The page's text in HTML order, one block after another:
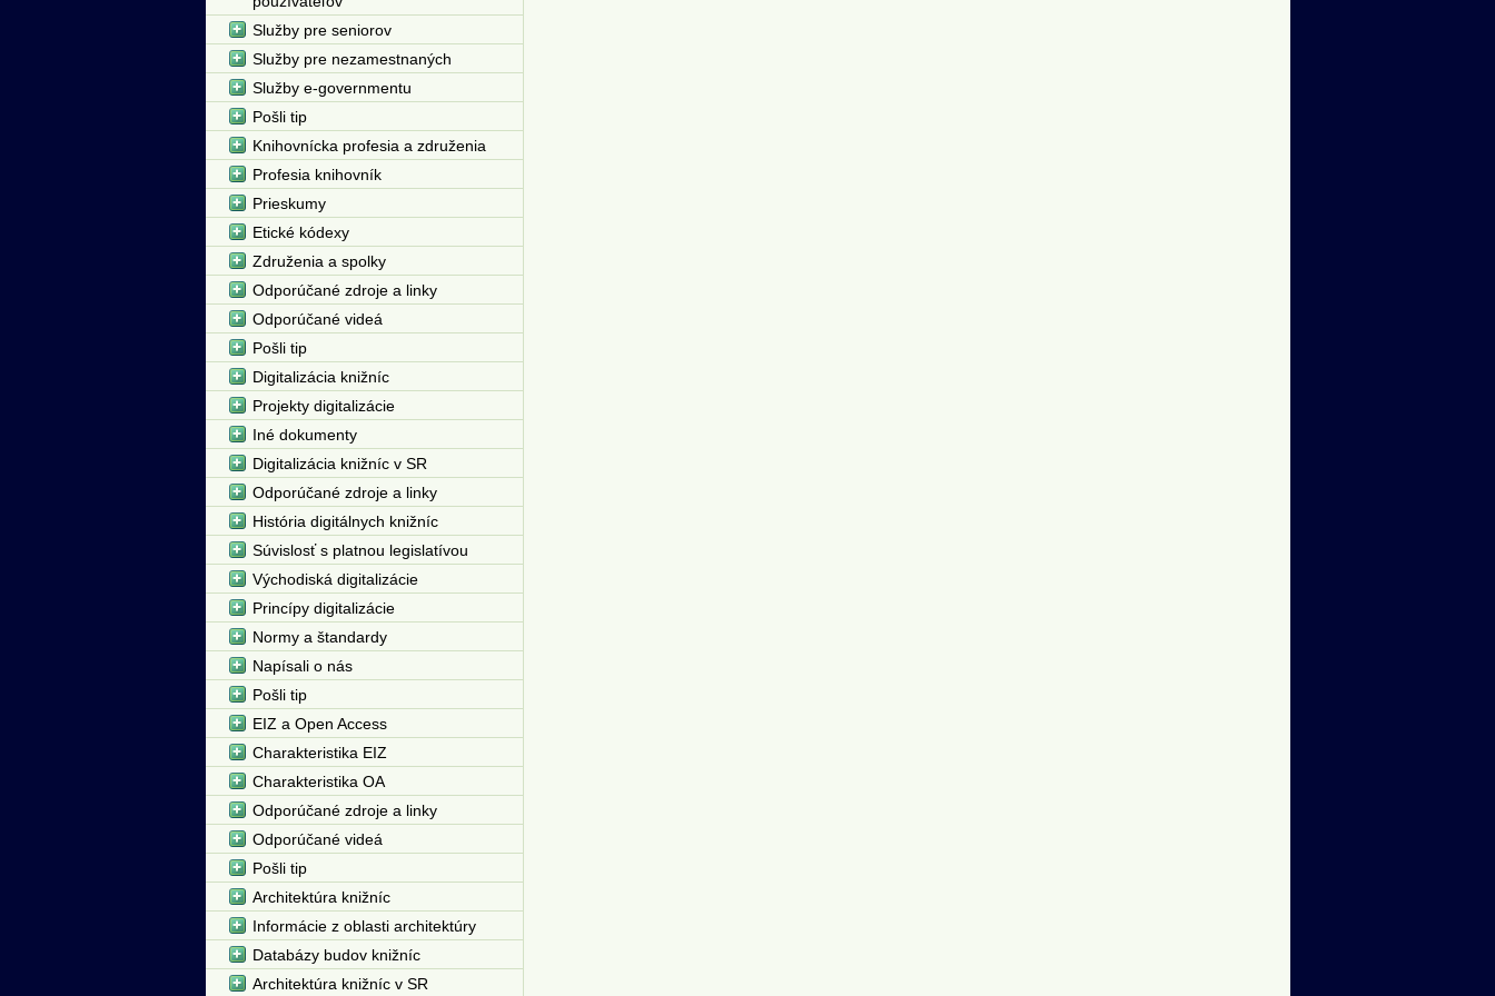
Služby pre seniorov
Služby pre nezamestnaných
Služby e-governmentu
Pošli tip
Knihovnícka profesia a združenia
Profesia knihovník
Prieskumy
Etické kódexy
Združenia a spolky
Odporúčané zdroje a linky
Odporúčané videá
Pošli tip
Digitalizácia knižníc
Projekty digitalizácie
Iné dokumenty
Digitalizácia knižníc v SR
Odporúčané zdroje a linky
História digitálnych knižníc
Súvislosť s platnou legislatívou
Východiská digitalizácie
Princípy digitalizácie
Normy a štandardy
Napísali o nás
Pošli tip
EIZ a Open Access
Charakteristika EIZ
Charakteristika OA
Odporúčané zdroje a linky
Odporúčané videá
Pošli tip
Architektúra knižníc
Informácie z oblasti architektúry
Databázy budov knižníc
Architektúra knižníc v SR